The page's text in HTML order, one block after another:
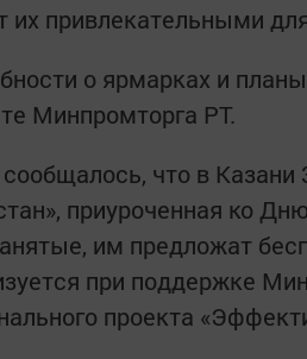
их привлекательными
о ярмарках и
Минпромторга РТ.
что в Казани
приуроченная ко
им предложат
при поддержке
проекта